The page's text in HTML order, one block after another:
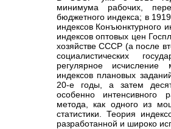
минимума рабочих,
бюджетного индекса; в
индексов Конъюнктурного
индексов оптовых цен
хозяйстве СССР (а после
социалистических
регулярное
индексов плановых
20-е годы, а затем
особенно интенсивного
метода, как одного из
статистики. Теория
разработанной и широко